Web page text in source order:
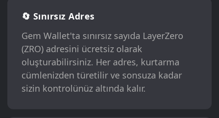
🔄 Sınırsız Adres
Gem Wallet'ta sınırsız sayıda LayerZero
(ZRO) adresini ücretsiz olarak
oluşturabilirsiniz. Her adres, kurtarma
cümlenizden türetilir ve sonsuza kadar
sizin kontrolünüz altında kalır.